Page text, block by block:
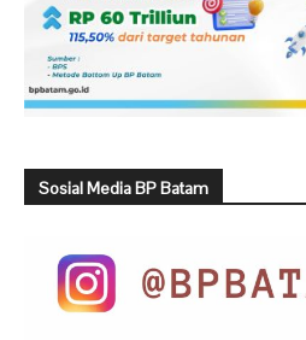
Sosial Media BP Batam